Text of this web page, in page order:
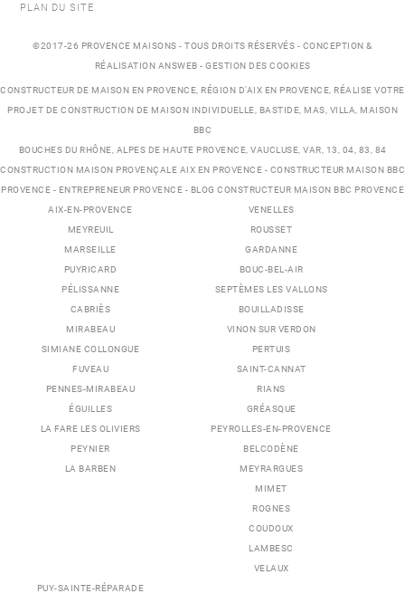
PLAN DU SITE
©2017-26 PROVENCE MAISONS - TOUS DROITS RÉSERVÉS - CONCEPTION &
RÉALISATION ANSWEB - GESTION DES COOKIES
CONSTRUCTEUR DE MAISON EN PROVENCE , RÉGION D'AIX EN PROVENCE, RÉALISE VOTRE
PROJET DE CONSTRUCTION DE MAISON INDIVIDUELLE BASTIDE MAS VILLA , MAISON
BBC
BOUCHES DU RHÔNE, ALPES DE HAUTE PROVENCE, VAUCLUSE, VAR, 13, 04, 83, 84
CONSTRUCTION MAISON PROVENÇALE AIX EN PROVENCE - CONSTRUCTEUR MAISON BBC
PROVENCE - ENTREPRENEUR PROVENCE - BLOG CONSTRUCTEUR MAISON BBC PROVENCE
AIX-EN-PROVENCE
MEYREUIL
MARSEILLE
PUYRICARD
PÉLISSANNE
CABRIÈS
MIRABEAU
VENELLES
ROUSSET
GARDANNE
BOUC-BEL-AIR
SEPTÈMES LES VALLONS
BOUILLADISSE
VINON SUR VERDON
SIMIANE COLLONGUE
FUVEAU
PENNES-MIRABEAU
ÉGUILLES
LA FARE LES OLIVIERS
PEYNIER
LA BARBEN
PERTUIS
SAINT-CANNAT
RIANS
GRÉASQUE
PEYROLLES-EN-PROVENCE
BELCODÈNE
MEYRARGUES
MIMET
ROGNES
COUDOUX
LAMBESC
VELAUX
PUY-SAINTE-RÉPARADE